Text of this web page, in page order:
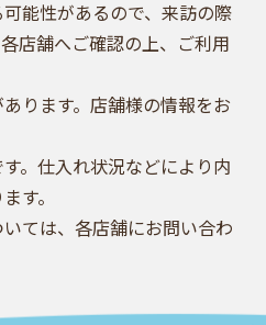
能性があるので、来訪の際
店舗へご確認の上、ご利用
ります。店舗様の情報をお
。仕入れ状況などにより内
す。
ては、各店舗にお問い合わ